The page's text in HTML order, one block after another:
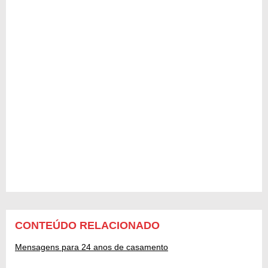
CONTEÚDO RELACIONADO
Mensagens para 24 anos de casamento